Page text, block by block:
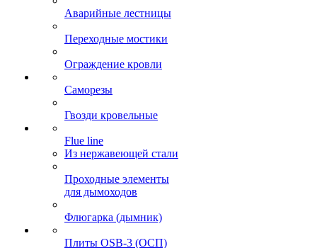
Аварийные лестницы
Переходные мостики
Ограждение кровли
Саморезы
Гвозди кровельные
Flue line
Из нержавеющей стали
Проходные элементы
для дымоходов
Флюгарка (дымник)
Плиты OSB-3 (ОСП)